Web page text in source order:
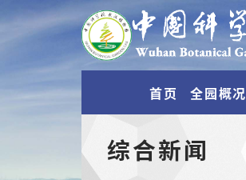
首页 全园概况
综合新闻